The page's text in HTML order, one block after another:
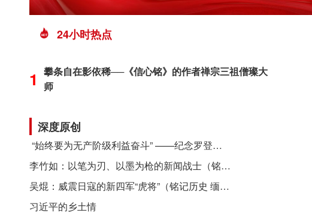
24小时热点
1
攀条自在影依稀──《信心铭》的作者禅宗三祖僧璨大
师
深度原创
​ “始终要为无产阶级利益奋斗” ——纪念罗登贤同志诞辰120周年
李竹如：以笔为刃、以墨为枪的新闻战士（铭记历史 缅怀先烈·抗日英雄）
吴焜：威震日寇的新四军“虎将”（铭记历史 缅怀先烈·抗日英雄）
习近平的乡土情